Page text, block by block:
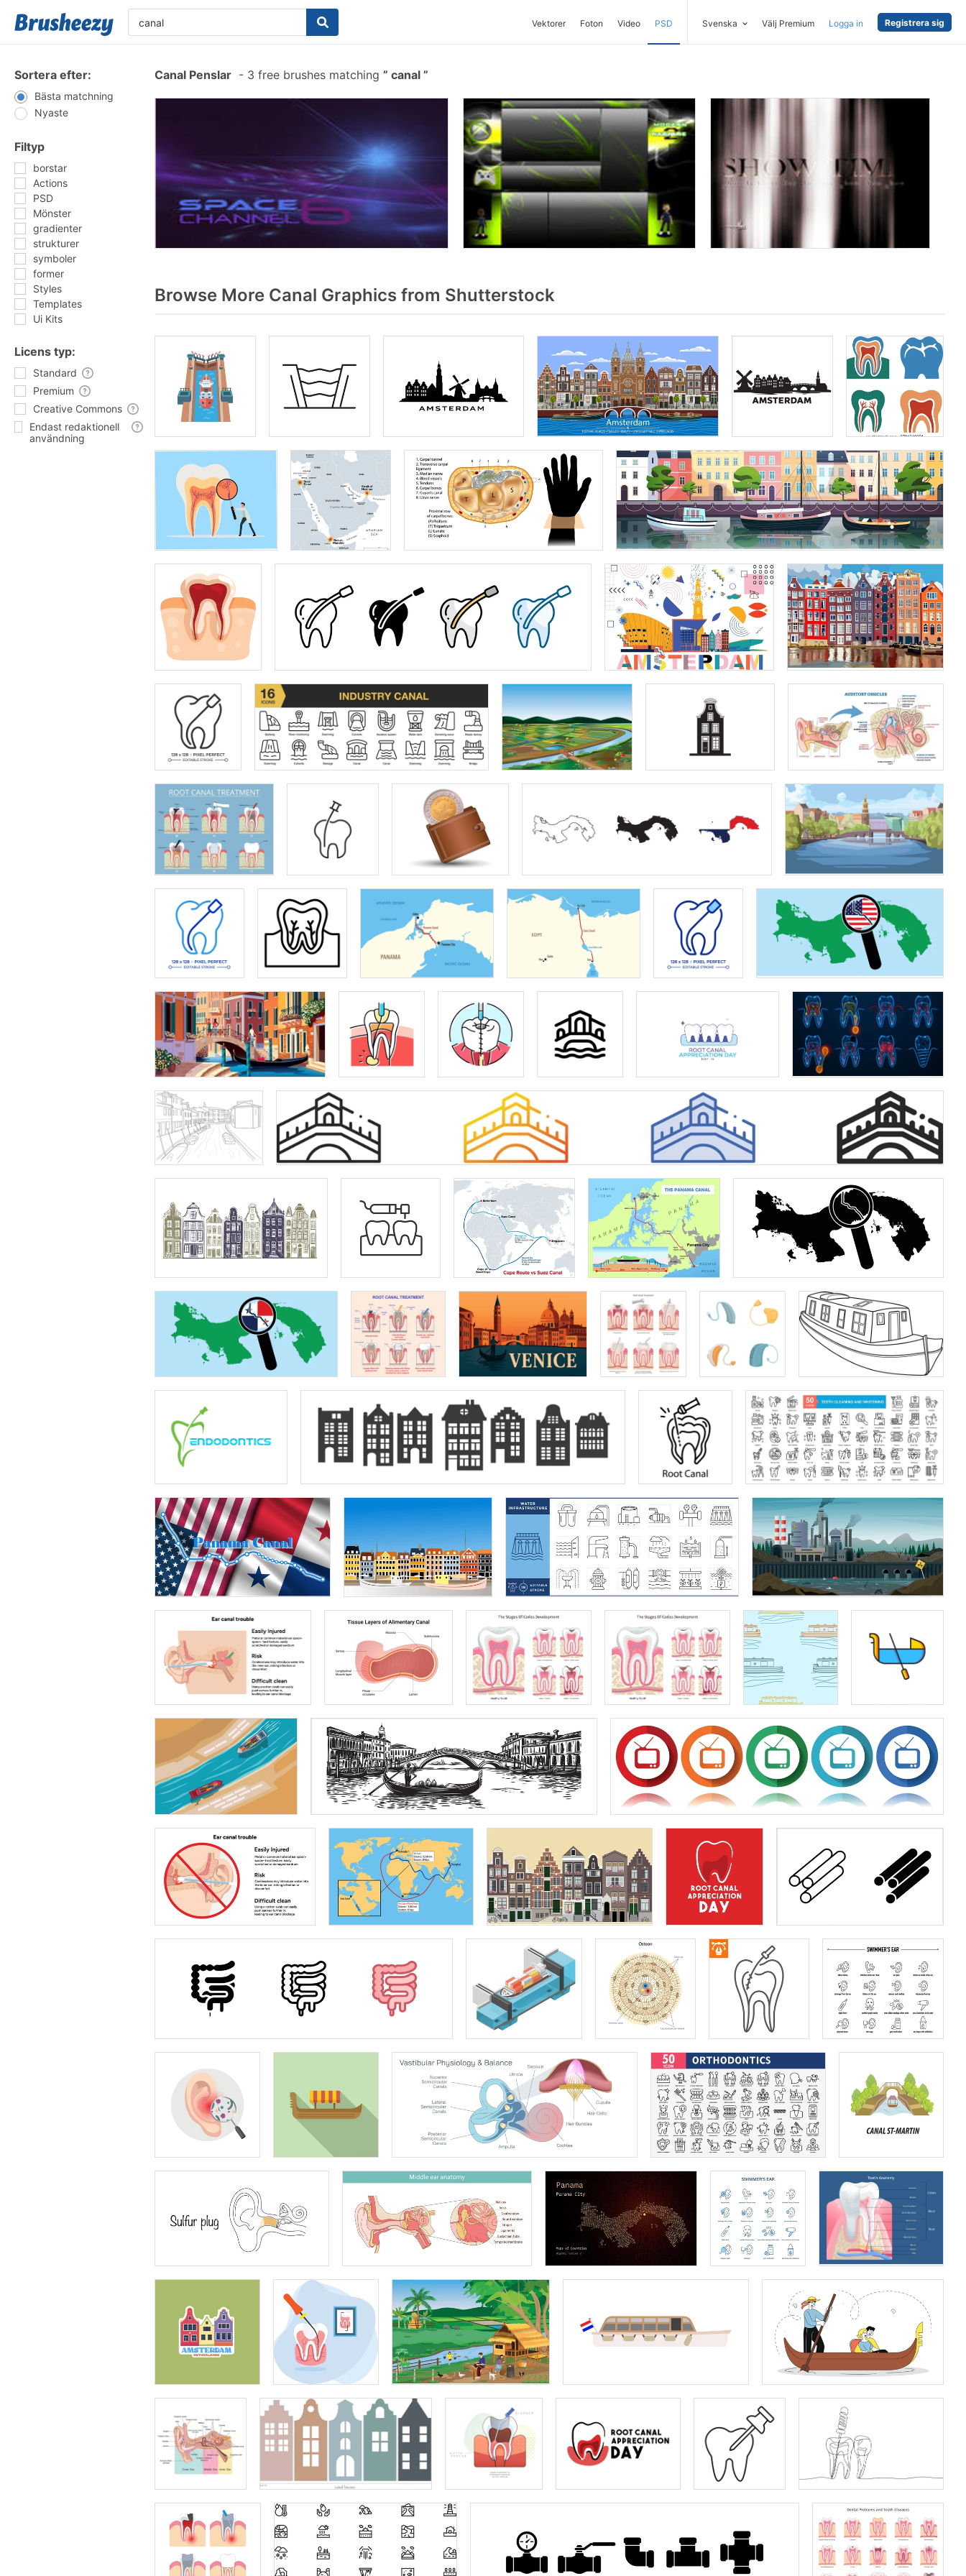
Vektorer Foton Video PSD Svenska Välj Premium Logga in Registrera sig
Sortera efter:
Bästa matchning
Nyaste
Filtyp
borstar
Actions
PSD
Mönster
gradienter
strukturer
symboler
former
Styles
Templates
Ui Kits
Licens typ:
Standard
Premium
Creative Commons
Endast redaktionell
användning
Canal Penslar - 3 free brushes matching canal
Browse More Canal Graphics from Shutterstock